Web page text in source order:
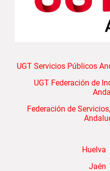
UGT Servicios Públicos
UGT Federación de
Federación de
Huelva
Jaén